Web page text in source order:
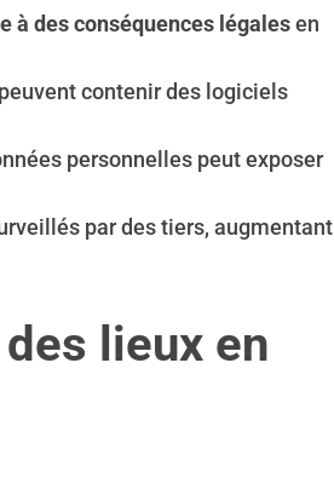
à des conséquences légalesen
contenir des logiciels
personnelles peut exposer
par des tiers, augmentant
lieux en